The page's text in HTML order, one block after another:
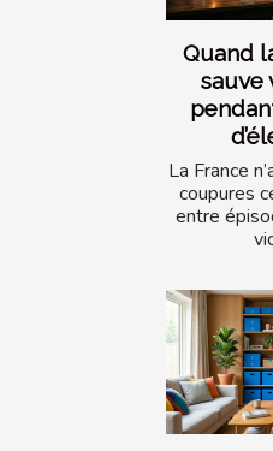
Quand
sauve
La France
coupures
entre